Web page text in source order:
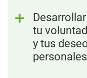
tu
y tus